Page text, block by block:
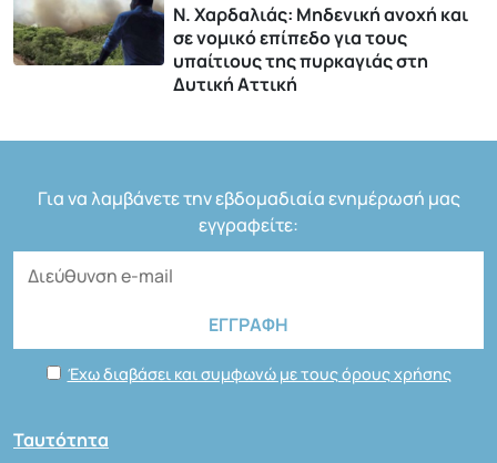
Ν. Χαρδαλιάς: Μηδενική ανοχή και
σε νομικό επίπεδο για τους
υπαίτιους της πυρκαγιάς στη
Δυτική Αττική
Για να λαμβάνετε την εβδομαδιαία ενημέρωσή μας
εγγραφείτε:
Έχω διαβάσει και συμφωνώ με τους όρους χρήσης
Ταυτότητα